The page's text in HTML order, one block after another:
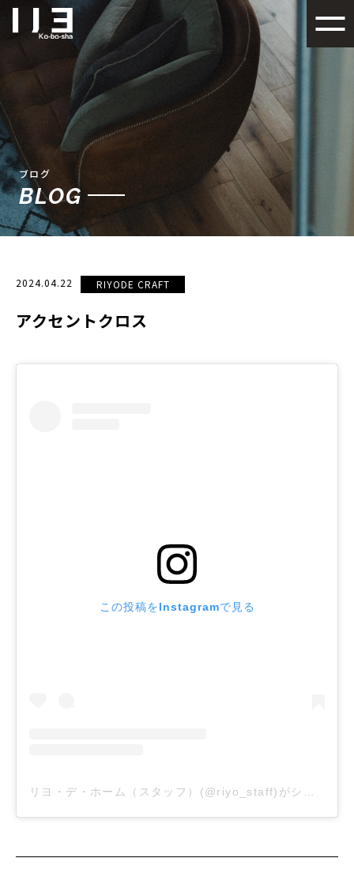
札幌でデザイン性の高い注文
ブログ
BLOG
2024.04.22 RIYODE CRAFT
アクセントクロス
この投稿をInstagramで見る